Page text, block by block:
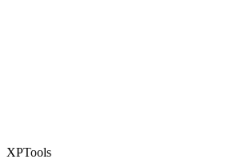
XPTools